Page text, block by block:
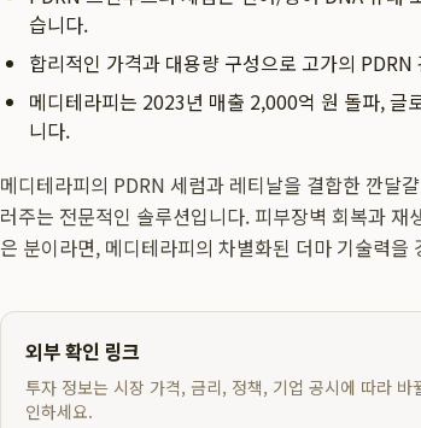
습니다.
합리적인 가격과 대용량 구성으로 고가의
메디테라피는 2023년 매출 2,000억 원 돌파, 글
니다.
메디테라피의 PDRN 세럼과 레티날을 결합한 깐달
러주는 전문적인 솔루션입니다. 피부장벽 회복과
은 분이라면, 메디테라피의 차별화된 더마 기술력을
외부 확인 링크
투자 정보는 시장 가격, 금리, 정책, 기업 공시에 따라
인하세요.